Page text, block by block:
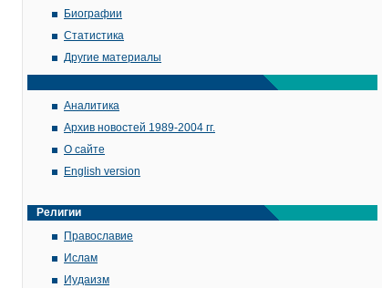
Биографии
Статистика
Другие материалы
Аналитика
Архив новостей 1989-2004 гг.
О сайте
English version
Религии
Православие
Ислам
Иудаизм